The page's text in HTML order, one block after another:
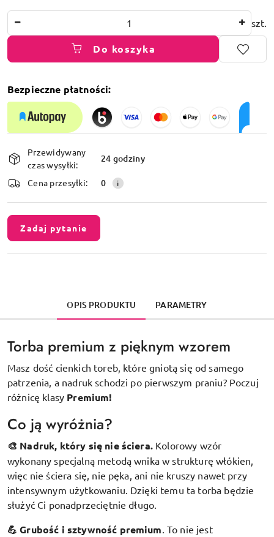
szt.
Do koszyka
Bezpieczne płatności:
Dostępność
i
dostawa
Przewidywany
czas wysyłki:
24 godziny
Cena przesyłki: 0
Zadaj pytanie
OPIS PRODUKTU PARAMETRY
Torba premium z pięknym wzorem
Masz dość cienkich toreb, które gniotą się od samego
patrzenia, a nadruk schodzi po pierwszym praniu? Poczuj
różnicę klasy Premium!
Co ją wyróżnia?
🎨 Nadruk, który się nie ściera. Kolorowy wzór
wykonany specjalną metodą wnika w strukturę włókien,
więc nie ściera się, nie pęka, ani nie kruszy nawet przy
intensywnym użytkowaniu. Dzięki temu ta torba będzie
służyć Ci ponadprzeciętnie długo.
💪 Grubość i sztywność premium To nie jest